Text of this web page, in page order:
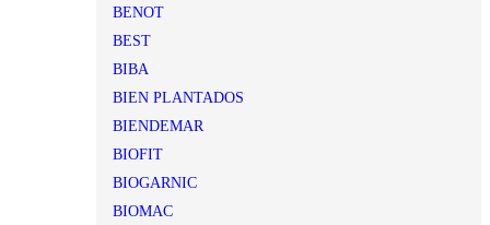
BENOT
BEST
BIBA
BIEN PLANTADOS
BIENDEMAR
BIOFIT
BIOGARNIC
BIOMAC